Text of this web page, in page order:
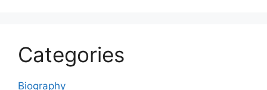
Categories
Biography